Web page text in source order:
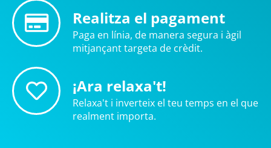
Realitza el pagament
Paga en línia, de manera segura i àgil
mitjançant targeta de crèdit.
¡Ara relaxa't!
Relaxa't i inverteix el teu temps en el que
realment importa.